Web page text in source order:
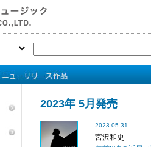
2023年 5月発売
2023.05.31
宮沢和史